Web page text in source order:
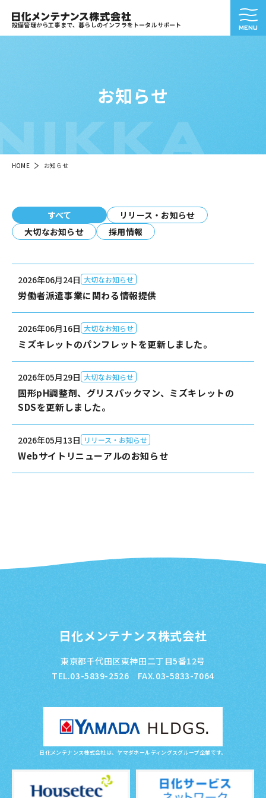
設備管理から工事まで、暮らしのインフラをトータルサポート
お知らせ
HOME お知らせ
すべて
リリース・お知らせ
大切なお知らせ
採用情報
2026年06月24日 大切なお知らせ
労働者派遣事業に関わる情報提供
2026年06月16日 大切なお知らせ
ミズキレットのパンフレットを更新しました。
2026年05月29日 大切なお知らせ
固形pH調整剤、グリスパックマン、ミズキレットの
SDSを更新しました。
2026年05月13日 リリース・お知らせ
Webサイトリニューアルのお知らせ
日化メンテナンス株式会社
東京都千代田区東神田二丁目5番12号
TEL.03-5839-2526 FAX.03-5833-7064
日化メンテナンス株式会社は、ヤマダホールディングスグループ企業です。